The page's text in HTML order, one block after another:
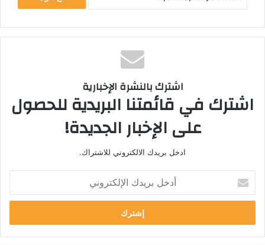
اشترك بالنشرة الإخبارية
اشترك في قائمتنا البريدية للحصول
على الإخبار الجديدة!
ادخل بريدك الالكتروني للاشتراك.
خ
ب
ر